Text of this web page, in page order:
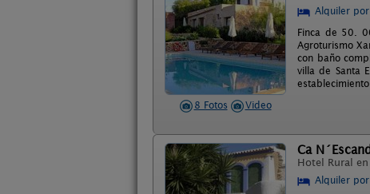
8 Fotos Video
Alquiler
Finca de 50.
Agroturismo
con baño
villa de Santa
Ca
Hotel Rural en
Alquiler